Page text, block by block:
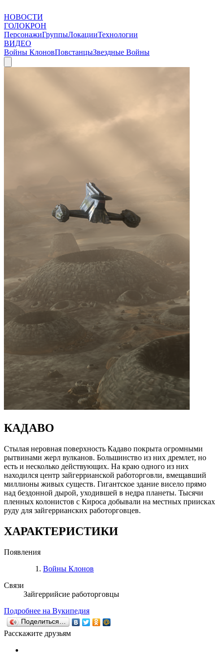
НОВОСТИ
ГОЛОКРОН
ПерсонажиГруппыЛокацииТехнологии
ВИДЕО
Войны КлоновПовстанцыЗвездные Войны
КАДАВО
Стылая неровная поверхность Кадаво покрыта огромными
рытвинами жерл вулканов. Большинство из них дремлет, но
есть и несколько действующих. На краю одного из них
находился центр зайгеррианской работорговли, вмещавший
миллионы живых существ. Гигантское здание висело прямо
над бездонной дырой, уходившей в недра планеты. Тысячи
пленных колонистов с Кироса добывали на местных приисках
руду для зайгеррианских работорговцев.
ХАРАКТЕРИСТИКИ
Появления
Войны Клонов
Связи
Зайгеррийсие работорговцы
Подробнее на Вукипедия
Поделиться…
Расскажите друзьям